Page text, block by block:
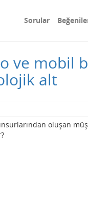
Sorular
ve mobil
alt
oluşan